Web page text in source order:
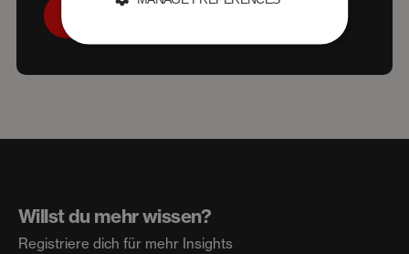
Willst du mehr wissen?
Registriere dich für mehr Insights